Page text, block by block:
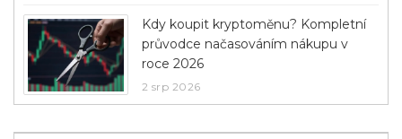
Kdy koupit kryptoměnu? Kompletní
průvodce načasováním nákupu v
roce 2026
2 srp 2026